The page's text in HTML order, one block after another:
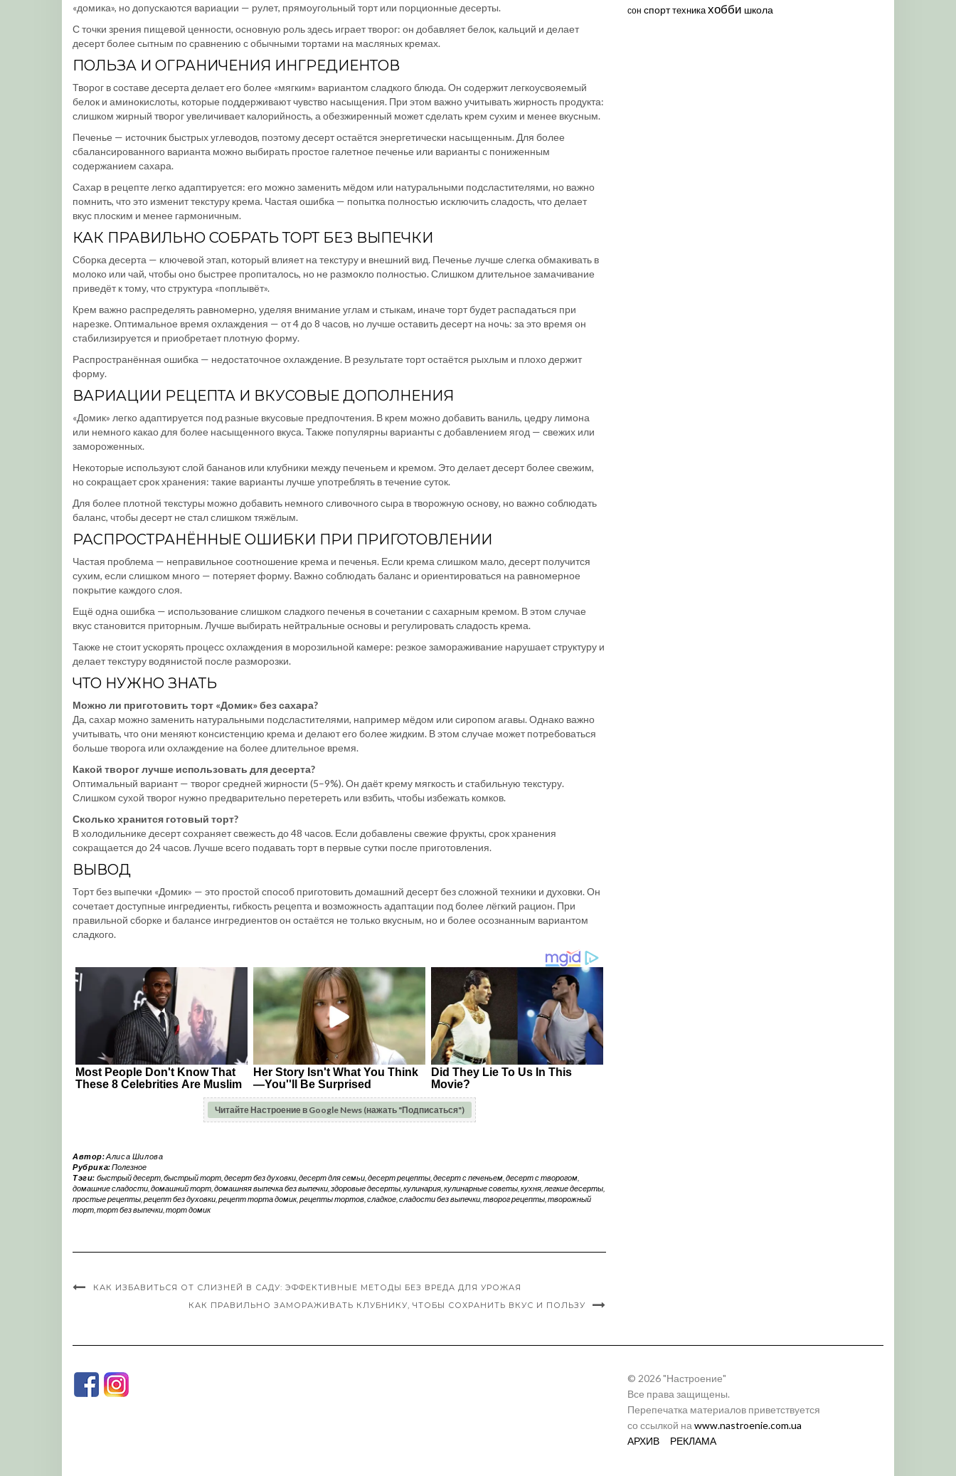
«домика», но допускаются вариации — рулет, прямоугольный торт или порционные десерты.
С точки зрения пищевой ценности, основную роль здесь играет творог: он добавляет белок, кальций и делает
десерт более сытным по сравнению с обычными тортами на масляных кремах.
ПОЛЬЗА И ОГРАНИЧЕНИЯ ИНГРЕДИЕНТОВ
Творог в составе десерта делает его более «мягким» вариантом сладкого блюда. Он содержит легкоусвояемый
белок и аминокислоты, которые поддерживают чувство насыщения. При этом важно учитывать жирность продукта:
слишком жирный творог увеличивает калорийность, а обезжиренный может сделать крем сухим и менее вкусным.
Печенье — источник быстрых углеводов, поэтому десерт остаётся энергетически насыщенным. Для более
сбалансированного варианта можно выбирать простое галетное печенье или варианты с пониженным
содержанием сахара.
Сахар в рецепте легко адаптируется: его можно заменить мёдом или натуральными подсластителями, но важно
помнить, что это изменит текстуру крема. Частая ошибка — попытка полностью исключить сладость, что делает
вкус плоским и менее гармоничным.
КАК ПРАВИЛЬНО СОБРАТЬ ТОРТ БЕЗ ВЫПЕЧКИ
Сборка десерта — ключевой этап, который влияет на текстуру и внешний вид. Печенье лучше слегка обмакивать в
молоко или чай, чтобы оно быстрее пропиталось, но не размокло полностью. Слишком длительное замачивание
приведёт к тому, что структура «поплывёт».
Крем важно распределять равномерно, уделяя внимание углам и стыкам, иначе торт будет распадаться при
нарезке. Оптимальное время охлаждения — от 4 до 8 часов, но лучше оставить десерт на ночь: за это время он
стабилизируется и приобретает плотную форму.
Распространённая ошибка — недостаточное охлаждение. В результате торт остаётся рыхлым и плохо держит
форму.
ВАРИАЦИИ РЕЦЕПТА И ВКУСОВЫЕ ДОПОЛНЕНИЯ
«Домик» легко адаптируется под разные вкусовые предпочтения. В крем можно добавить ваниль, цедру лимона
или немного какао для более насыщенного вкуса. Также популярны варианты с добавлением ягод — свежих или
замороженных.
Некоторые используют слой бананов или клубники между печеньем и кремом. Это делает десерт более свежим,
но сокращает срок хранения: такие варианты лучше употреблять в течение суток.
Для более плотной текстуры можно добавить немного сливочного сыра в творожную основу, но важно соблюдать
баланс, чтобы десерт не стал слишком тяжёлым.
РАСПРОСТРАНЁННЫЕ ОШИБКИ ПРИ ПРИГОТОВЛЕНИИ
Частая проблема — неправильное соотношение крема и печенья. Если крема слишком мало, десерт получится
сухим, если слишком много — потеряет форму. Важно соблюдать баланс и ориентироваться на равномерное
покрытие каждого слоя.
Ещё одна ошибка — использование слишком сладкого печенья в сочетании с сахарным кремом. В этом случае
вкус становится приторным. Лучше выбирать нейтральные основы и регулировать сладость крема.
Также не стоит ускорять процесс охлаждения в морозильной камере: резкое замораживание нарушает структуру и
делает текстуру водянистой после разморозки.
ЧТО НУЖНО ЗНАТЬ
Можно ли приготовить торт «Домик» без сахара?
Да, сахар можно заменить натуральными подсластителями, например мёдом или сиропом агавы. Однако важно
учитывать, что они меняют консистенцию крема и делают его более жидким. В этом случае может потребоваться
больше творога или охлаждение на более длительное время.
Какой творог лучше использовать для десерта?
Оптимальный вариант — творог средней жирности (5–9%). Он даёт крему мягкость и стабильную текстуру.
Слишком сухой творог нужно предварительно перетереть или взбить, чтобы избежать комков.
Сколько хранится готовый торт?
В холодильнике десерт сохраняет свежесть до 48 часов. Если добавлены свежие фрукты, срок хранения
сокращается до 24 часов. Лучше всего подавать торт в первые сутки после приготовления.
ВЫВОД
Торт без выпечки «Домик» — это простой способ приготовить домашний десерт без сложной техники и духовки. Он
сочетает доступные ингредиенты, гибкость рецепта и возможность адаптации под более лёгкий рацион. При
правильной сборке и балансе ингредиентов он остаётся не только вкусным, но и более осознанным вариантом
сладкого.
Читайте Настроение в Google News (нажать "Подписаться")
Автор:Алиса Шилова
Рубрика:Полезное
Тэги: быстрый десерт, быстрый торт, десерт без духовки, десерт для семьи, десерт рецепты, десерт с печеньем, десерт с творогом,
домашние сладости домашний торт домашняя выпечка без выпечки здоровые десерты кулинария кулинарные советы кухня легкие десерты
простые рецепты рецепт без духовки рецепт торта домик, рецепты тортов сладкое сладости без выпечки творог рецепты творожный
торт торт без выпечки торт домик
КАК ИЗБАВИТЬСЯ ОТ СЛИЗНЕЙ В САДУ: ЭФФЕКТИВНЫЕ МЕТОДЫ БЕЗ ВРЕДА ДЛЯ УРОЖАЯ
КАК ПРАВИЛЬНО ЗАМОРАЖИВАТЬ КЛУБНИКУ, ЧТОБЫ СОХРАНИТЬ ВКУС И ПОЛЬЗУ
сон спорттехникахобби школа
© 2026 "Настроение"
Все права защищены.
Перепечатка материалов приветствуется
со ссылкой на www.nastroenie.com.ua
АРХИВ
РЕКЛАМА